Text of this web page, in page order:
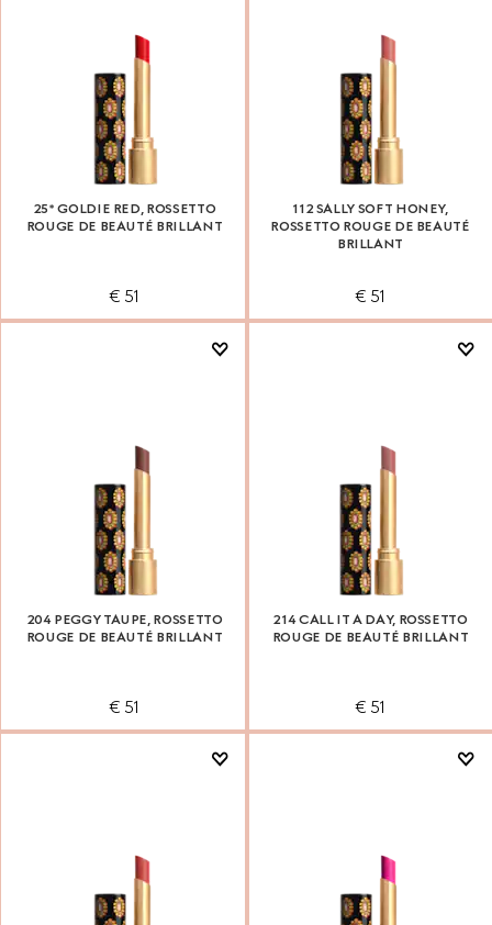
25* GOLDIE RED, ROSSETTO
ROUGE DE BEAUTÉ BRILLANT
€ 51
112 SALLY SOFT HONEY,
ROSSETTO ROUGE DE BEAUTÉ
BRILLANT
€ 51
204 PEGGY TAUPE, ROSSETTO
ROUGE DE BEAUTÉ BRILLANT
€ 51
214 CALL IT A DAY, ROSSETTO
ROUGE DE BEAUTÉ BRILLANT
€ 51